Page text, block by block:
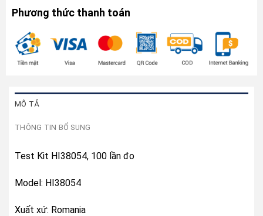
Phương thức thanh toán
MÔ TẢ
THÔNG TIN BỔ SUNG
Test Kit HI38054, 100 lần đo
Model: HI38054
Xuất xứ: Romania